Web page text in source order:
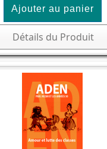
Détails du Produit